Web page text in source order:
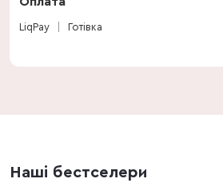
LiqPay Готівка
Наші бестселери